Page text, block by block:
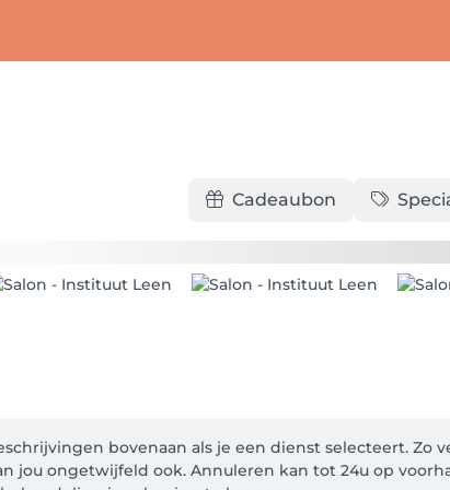
Cadeaubon
bovenaan als je een dienst selecteert. Zo
jou ongetwijfeld ook. Annuleren kan tot 24u op